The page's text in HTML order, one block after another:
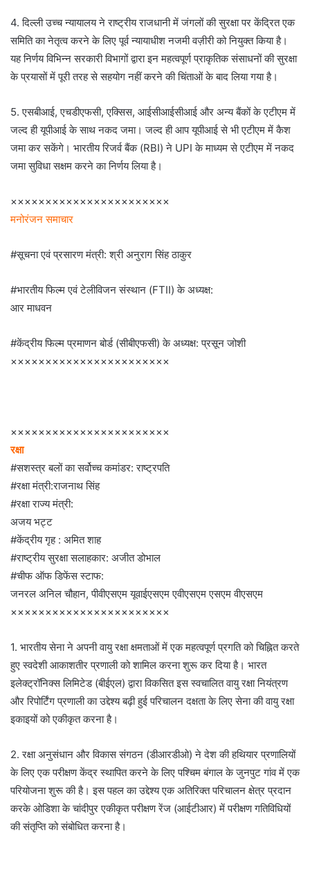
4. दिल्ली उच्च न्यायालय ने राष्ट्रीय राजधानी में जंगलों की सुरक्षा पर केंद्रित एक
समिति का नेतृत्व करने के लिए पूर्व न्यायाधीश नजमी वज़ीरी को नियुक्त किया है।
यह निर्णय विभिन्न सरकारी विभागों द्वारा इन महत्वपूर्ण प्राकृतिक संसाधनों की सुरक्षा
के प्रयासों में पूरी तरह से सहयोग नहीं करने की चिंताओं के बाद लिया गया है।
5. एसबीआई, एचडीएफसी, एक्सिस, आईसीआईसीआई और अन्य बैंकों के एटीएम में
जल्द ही यूपीआई के साथ नकद जमा। जल्द ही आप यूपीआई से भी एटीएम में कैश
जमा कर सकेंगे। भारतीय रिजर्व बैंक (RBI) ने UPI के माध्यम से एटीएम में नकद
जमा सुविधा सक्षम करने का निर्णय लिया है।
×××××××××××××××××××××××
मनोरंजन समाचार
#सूचना एवं प्रसारण मंत्री: श्री अनुराग सिंह ठाकुर
#भारतीय फिल्म एवं टेलीविजन संस्थान (FTII) के अध्यक्ष:
आर माधवन
#केंद्रीय फिल्म प्रमाणन बोर्ड (सीबीएफसी) के अध्यक्ष: प्रसून जोशी
×××××××××××××××××××××××
×××××××××××××××××××××××
रक्षा
#सशस्त्र बलों का सर्वोच्च कमांडर: राष्ट्रपति
#रक्षा मंत्री:राजनाथ सिंह
#रक्षा राज्य मंत्री:
अजय भट्ट
#केंद्रीय गृह : अमित शाह
#राष्ट्रीय सुरक्षा सलाहकार: अजीत डोभाल
#चीफ ऑफ डिफेंस स्टाफ:
जनरल अनिल चौहान, पीवीएसएम यूवाईएसएम एवीएसएम एसएम वीएसएम
×××××××××××××××××××××××
1. भारतीय सेना ने अपनी वायु रक्षा क्षमताओं में एक महत्वपूर्ण प्रगति को चिह्नित करते
हुए स्वदेशी आकाशतीर प्रणाली को शामिल करना शुरू कर दिया है। भारत
इलेक्ट्रॉनिक्स लिमिटेड (बीईएल) द्वारा विकसित इस स्वचालित वायु रक्षा नियंत्रण
और रिपोर्टिंग प्रणाली का उद्देश्य बढ़ी हुई परिचालन दक्षता के लिए सेना की वायु रक्षा
इकाइयों को एकीकृत करना है।
2. रक्षा अनुसंधान और विकास संगठन (डीआरडीओ) ने देश की हथियार प्रणालियों
के लिए एक परीक्षण केंद्र स्थापित करने के लिए पश्चिम बंगाल के जुनपुट गांव में एक
परियोजना शुरू की है। इस पहल का उद्देश्य एक अतिरिक्त परिचालन क्षेत्र प्रदान
करके ओडिशा के चांदीपुर एकीकृत परीक्षण रेंज (आईटीआर) में परीक्षण गतिविधियों
की संतृप्ति को संबोधित करना है।